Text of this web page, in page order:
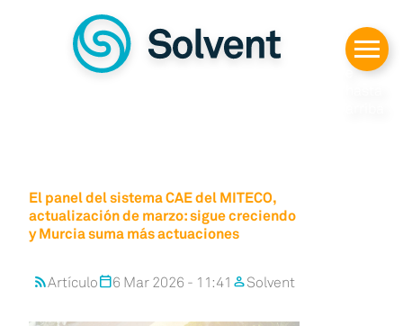
Despl
azars
e
El panel del sistema CAE del MITECO,
actualización de marzo: sigue creciendo
y Murcia suma más actuaciones
rss_feedArtículocalendar_today6 Mar 2026 - 11:41 personSolvent